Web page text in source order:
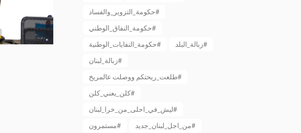
حكومة_التزوير_والفساد#
حكومة_النفاق_الوطني#
حكومة_النفايات_الوطنية#
زبالة_البلد#
زبالة_لبنان#
طلعت_ريحتكم ووصلت عالمريخ#
كلن_يعني_كلن#
ليش_في_احلى_من_خرا_لبنان#
مستمرون#
من_اجل_لبنان_جديد#